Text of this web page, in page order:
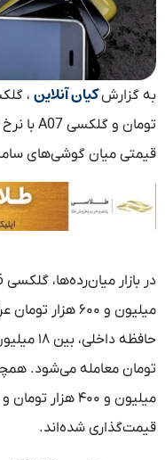
به گزارشکیان آنلاین
قیمتی میان گوشی‌های
قیمت‌گذاری شده‌اند.